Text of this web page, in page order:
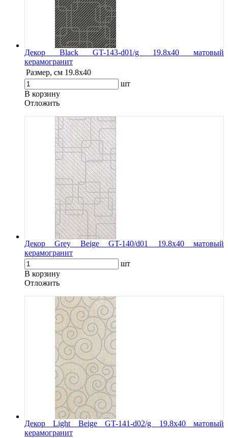
Декор Black GT-143-d01/g 19.8х40 матовый
керамогранит
Размер, см 19.8х40
шт
В корзину
Oтложить
Декор Grey Beige GT-140/d01 19.8х40 матовый
керамогранит
шт
В корзину
Oтложить
Декор Light Beige GT-141-d02/g 19.8x40 матовый
керамогранит